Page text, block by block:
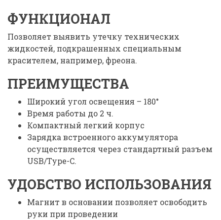
ФУНКЦИОНАЛ
Позволяет выявить утечку технических
жидкостей, подкрашенных специальным
красителем, например, фреона.
ПРЕИМУЩЕСТВА
Широкий угол освещения – 180°
Время работы до 2 ч.
Компактный легкий корпус
Зарядка встроенного аккумулятора
осуществляется через стандартный разъем
USB/Type-C.
УДОБСТВО ИСПОЛЬЗОВАНИЯ
Магнит в основании позволяет освободить
руки при проведении